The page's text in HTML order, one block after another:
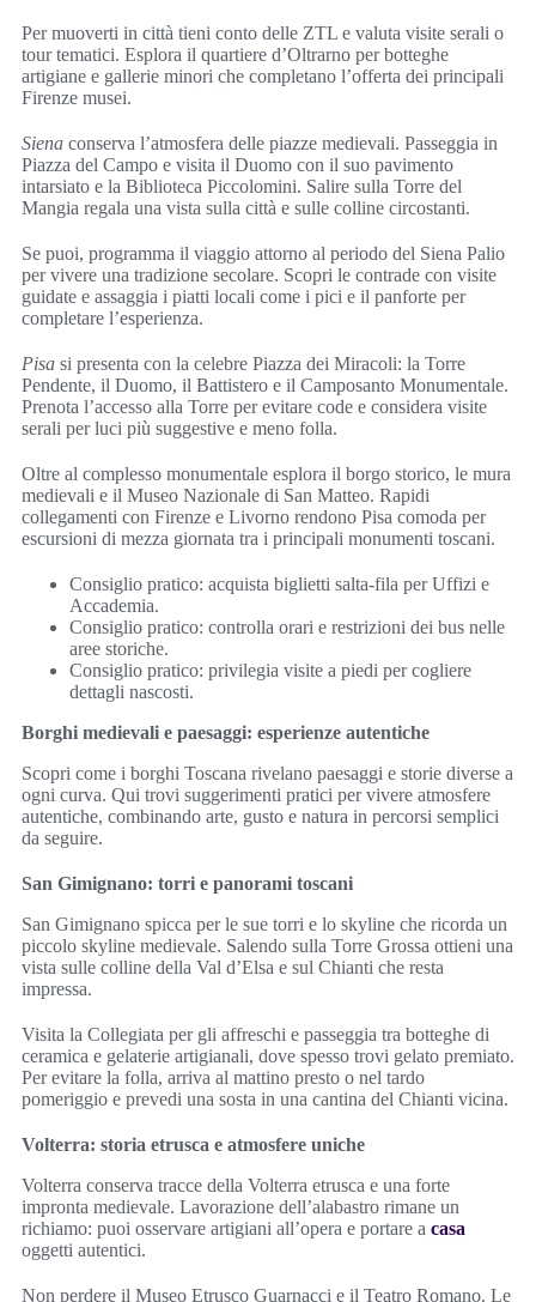
Per muoverti in città tieni conto delle ZTL e valuta visite serali o
tour tematici. Esplora il quartiere d’Oltrarno per botteghe
artigiane e gallerie minori che completano l’offerta dei principali
Firenze musei.
Siena conserva l’atmosfera delle piazze medievali. Passeggia in
Piazza del Campo e visita il Duomo con il suo pavimento
intarsiato e la Biblioteca Piccolomini. Salire sulla Torre del
Mangia regala una vista sulla città e sulle colline circostanti.
Se puoi, programma il viaggio attorno al periodo del Siena Palio
per vivere una tradizione secolare. Scopri le contrade con visite
guidate e assaggia i piatti locali come i pici e il panforte per
completare l’esperienza.
Pisa si presenta con la celebre Piazza dei Miracoli: la Torre
Pendente, il Duomo, il Battistero e il Camposanto Monumentale.
Prenota l’accesso alla Torre per evitare code e considera visite
serali per luci più suggestive e meno folla.
Oltre al complesso monumentale esplora il borgo storico, le mura
medievali e il Museo Nazionale di San Matteo. Rapidi
collegamenti con Firenze e Livorno rendono Pisa comoda per
escursioni di mezza giornata tra i principali monumenti toscani.
Consiglio pratico: acquista biglietti salta-fila per Uffizi e
Accademia.
Consiglio pratico: controlla orari e restrizioni dei bus nelle
aree storiche.
Consiglio pratico: privilegia visite a piedi per cogliere
dettagli nascosti.
Borghi medievali e paesaggi: esperienze autentiche
Scopri come i borghi Toscana rivelano paesaggi e storie diverse a
ogni curva. Qui trovi suggerimenti pratici per vivere atmosfere
autentiche, combinando arte, gusto e natura in percorsi semplici
da seguire.
San Gimignano: torri e panorami toscani
San Gimignano spicca per le sue torri e lo skyline che ricorda un
piccolo skyline medievale. Salendo sulla Torre Grossa ottieni una
vista sulle colline della Val d’Elsa e sul Chianti che resta
impressa.
Visita la Collegiata per gli affreschi e passeggia tra botteghe di
ceramica e gelaterie artigianali, dove spesso trovi gelato premiato.
Per evitare la folla, arriva al mattino presto o nel tardo
pomeriggio e prevedi una sosta in una cantina del Chianti vicina.
Volterra: storia etrusca e atmosfere uniche
Volterra conserva tracce della Volterra etrusca e una forte
impronta medievale. Lavorazione dell’alabastro rimane un
richiamo: puoi osservare artigiani all’opera e portare a casa
oggetti autentici.
Non perdere il Museo Etrusco Guarnacci e il Teatro Romano. Le